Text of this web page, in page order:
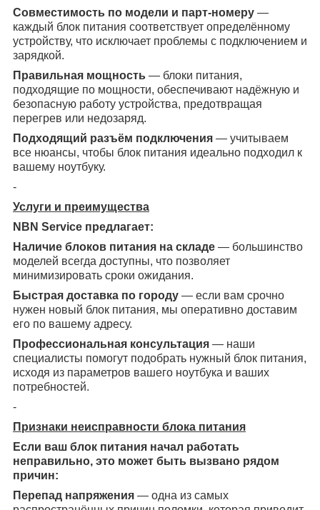
Совместимость по модели и парт-номеру —
каждый блок питания соответствует определённому
устройству, что исключает проблемы с подключением и
зарядкой.
Правильная мощность — блоки питания,
подходящие по мощности, обеспечивают надёжную и
безопасную работу устройства, предотвращая
перегрев или недозаряд.
Подходящий разъём подключения — учитываем
все нюансы, чтобы блок питания идеально подходил к
вашему ноутбуку.
-
Услуги и преимущества
NBN Service предлагает:
Наличие блоков питания на складе — большинство
моделей всегда доступны, что позволяет
минимизировать сроки ожидания.
Быстрая доставка по городу — если вам срочно
нужен новый блок питания, мы оперативно доставим
его по вашему адресу.
Профессиональная консультация — наши
специалисты помогут подобрать нужный блок питания,
исходя из параметров вашего ноутбука и ваших
потребностей.
-
Признаки неисправности блока питания
Если ваш блок питания начал работать
неправильно, это может быть вызвано рядом
причин:
Перепад напряжения — одна из самых